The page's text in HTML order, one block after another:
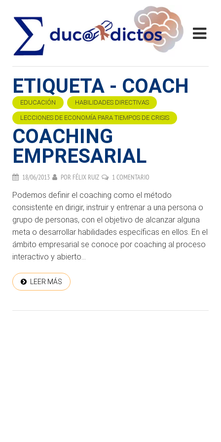
ETIQUETA - COACH
EDUCACIÓN HABILIDADES DIRECTIVAS
LECCIONES DE ECONOMÍA PARA TIEMPOS DE CRISIS
COACHING
EMPRESARIAL
18/06/2013 POR FÉLIX RUIZ 1 COMENTARIO
Podemos definir el coaching como el método
consistente en dirigir, instruir y entrenar a una persona o
grupo de personas, con el objetivo de alcanzar alguna
meta o desarrollar habilidades específicas en ellos. En el
ámbito empresarial se conoce por coaching al proceso
interactivo y abierto...
LEER MÁS